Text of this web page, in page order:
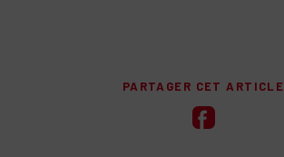
PARTAGER CET ARTICLE